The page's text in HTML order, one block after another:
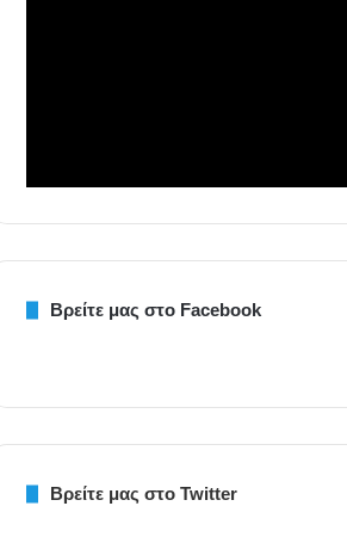
Βρείτε μας στο Facebook
Βρείτε μας στο Twitter